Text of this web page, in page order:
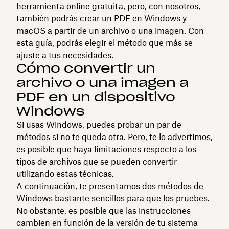
herramienta online gratuita, pero, con nosotros,
también podrás crear un PDF en Windows y
macOS a partir de un archivo o una imagen. Con
esta guía, podrás elegir el método que más se
ajuste a tus necesidades.
Cómo convertir un
archivo o una imagen a
PDF en un dispositivo
Windows
Si usas Windows, puedes probar un par de
métodos si no te queda otra. Pero, te lo advertimos,
es posible que haya limitaciones respecto a los
tipos de archivos que se pueden convertir
utilizando estas técnicas.
A continuación, te presentamos dos métodos de
Windows bastante sencillos para que los pruebes.
No obstante, es posible que las instrucciones
cambien en función de la versión de tu sistema